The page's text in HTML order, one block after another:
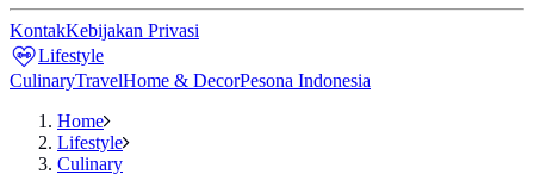
KontakKebijakan Privasi
Lifestyle
CulinaryTravelHome & DecorPesona Indonesia
Home
Lifestyle
Culinary